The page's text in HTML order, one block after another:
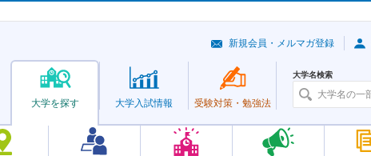
大学を探す 大学入試情報 受験対策・ 勉強法
大学名検索
新規会員・メルマガ登録